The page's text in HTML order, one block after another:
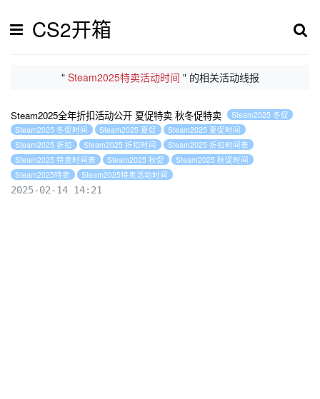
CS2开箱
"Steam2025特卖活动时间 " 的相关活动线报
Steam2025全年折扣活动公开 夏促特卖 秋冬促特卖
Steam2025 冬促
Steam2025 冬促时间
Steam2025 夏促
Steam2025 夏促时间
Steam2025 折扣
Steam2025 折扣时间
Steam2025 折扣时间表
Steam2025 特卖时间表
Steam2025 秋促
Steam2025 秋促时间
Steam2025特卖
Steam2025特卖活动时间
2025-02-14 14:21